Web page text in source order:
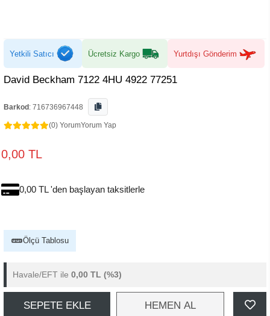
Yetkili Satıcı Ücretsiz Kargo Yurtdışı Gönderim
David Beckham 7122 4HU 4922 77251
Barkod : 716736967448
(0) YorumYorum Yap
0,00 TL
0,00 TL 'den başlayan taksitlerle
Ölçü Tablosu
Havale/EFT ile 0,00 TL (%3)
SEPETE EKLE HEMEN AL